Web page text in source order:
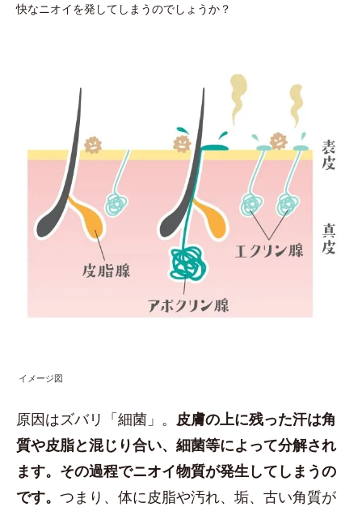
快なニオイを発してしまうのでしょうか？
イメージ図
原因はズバリ「細菌」。 皮膚の上に残った汗は角
質や皮脂と混じり合い、細菌等によって分解され
ます。その過程でニオイ物質が発生してしまうの
です。 つまり、体に皮脂や汚れ、垢、古い角質が